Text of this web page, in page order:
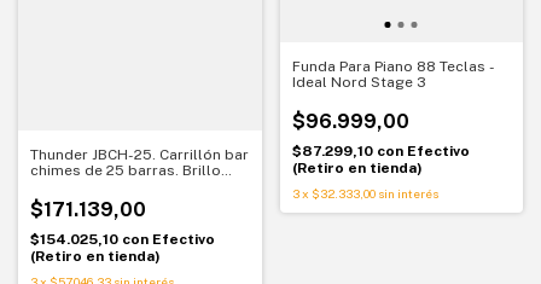
Thunder JBCH-25. Carrillón bar
chimes de 25 barras. Brillo
$171.139,00
$154.025,10 con Efectivo
(Retiro en tienda)
3x $57.046,33 sin interés
Funda Para Piano 88 Teclas -
Ideal Nord Stage 3
$96.999,00
$87.299,10 con Efectivo
(Retiro en tienda)
3 x $32.333,00 sin interés